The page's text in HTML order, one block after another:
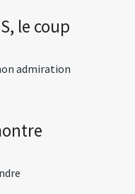
le coup
admiration